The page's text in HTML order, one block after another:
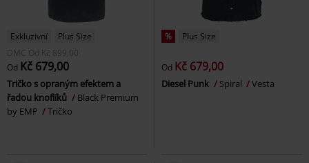
Exkluzivní
Plus Size
DMC Od Kč 899,00
Od Kč 679,00
Tričko s opraným efektem a
řadou knoflíků
Black Premium
by EMP
Tričko
% Plus Size
Od Kč 679,00
Diesel Punk Spiral Vesta